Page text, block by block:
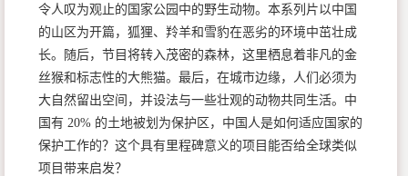
令人叹为观止的国家公园中的野生动物。本系列片以中国
的山区为开篇，狐狸、羚羊和雪豹在恶劣的环境中茁壮成
长。随后，节目将转入茂密的森林，这里栖息着非凡的金
丝猴和标志性的大熊猫。最后，在城市边缘，人们必须为
大自然留出空间，并设法与一些壮观的动物共同生活。中
国有 20% 的土地被划为保护区，中国人是如何适应国家的
保护工作的？这个具有里程碑意义的项目能否给全球类似
项目带来启发？